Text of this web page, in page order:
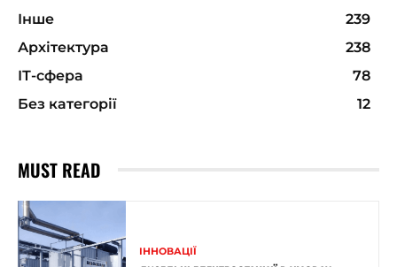
Інше
239
Архітектура
238
ІТ-сфера
78
Без категорії
12
MUST READ
ІННОВАЦІЇ